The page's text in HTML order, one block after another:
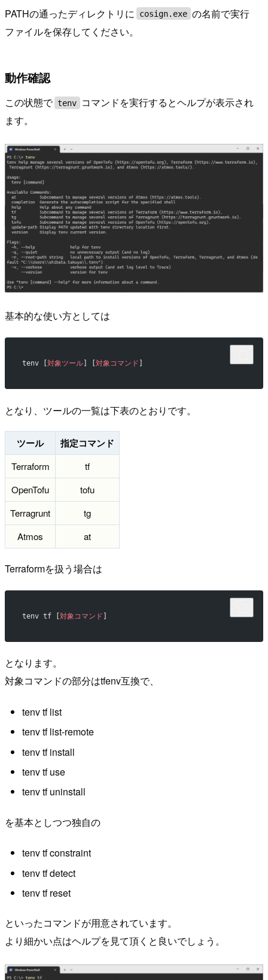
PATHの通ったディレクトリに cosign.exe の名前で実行
ファイルを保存してください。
動作確認
この状態で tenv
コマンドを実行するとヘルプが表示され
ます。
基本的な使い方としては
tenv [対象ツール] [対象コマンド ]
となり、ツールの一覧は下表のとおりです。
ツール 指定コマンド
Terraform
tf
OpenTofu
tofu
Terragrunt
tg
Atmos
at
Terraformを扱う場合は
tenv tf [対象コマンド ]
となります。
対象コマンドの部分はtfenv互換で、
tenv tf list
tenv tf list-remote
tenv tf install
tenv tf use
tenv tf uninstall
を基本としつつ独自の
tenv tf constraint
tenv tf detect
tenv tf reset
といったコマンドが用意されています。
より細かい点はヘルプを見て頂くと良いでしょう。